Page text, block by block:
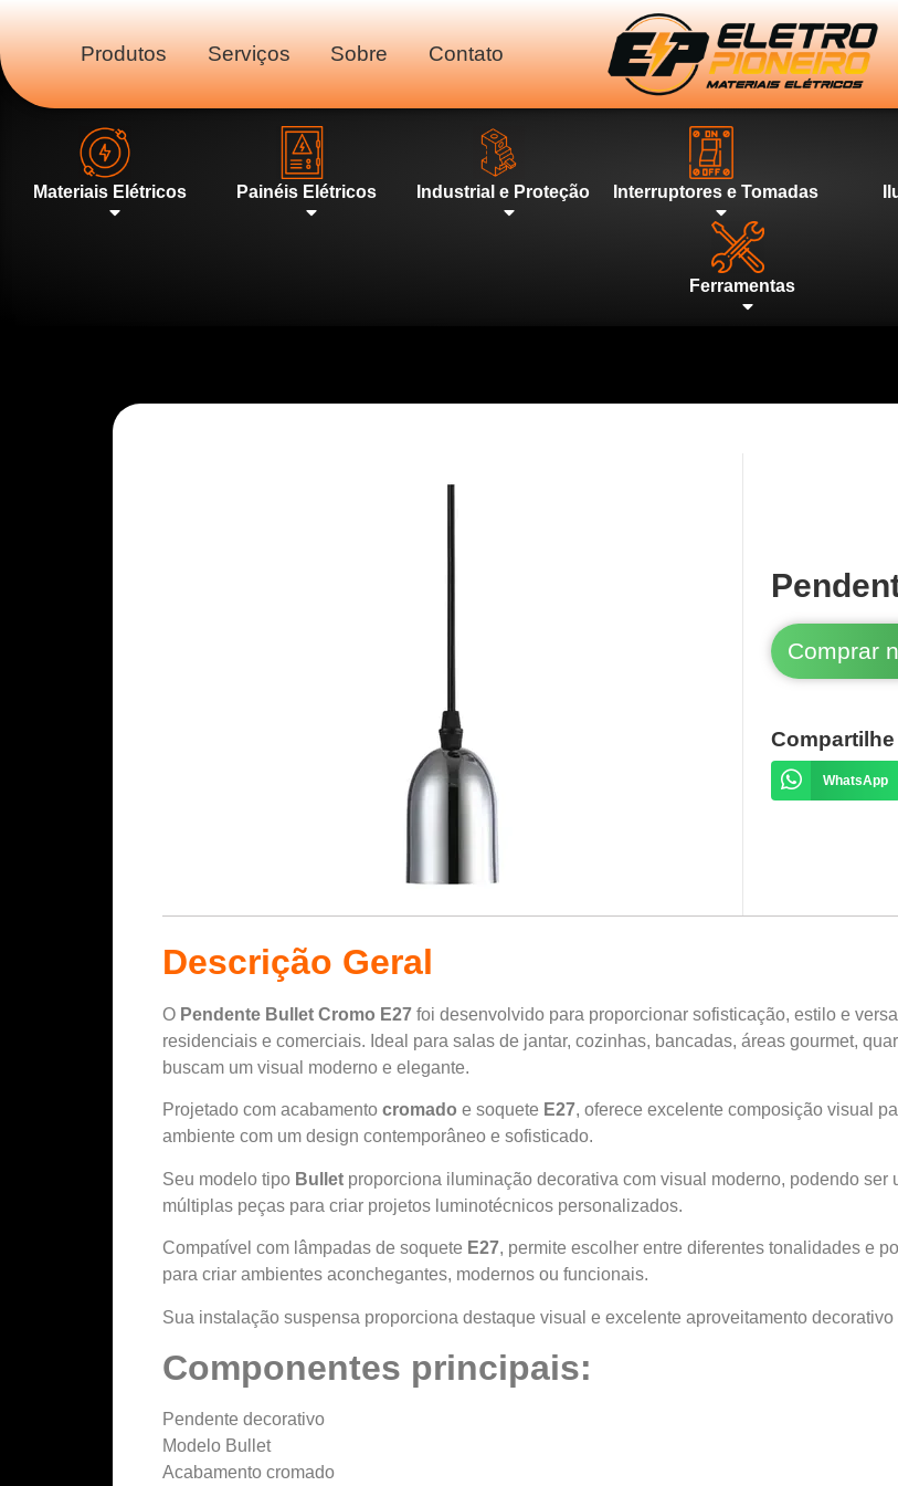
Produtos Serviços Sobre Contato
Materiais Elétricos Painéis Elétricos Industrial e Proteção Interruptores e Tomadas
Ferramentas
Comprar
WhatsApp
Descrição Geral
O Pendente Bullet Cromo E27 foi desenvolvido para proporcionar sofisticação, estilo e
residenciais e comerciais. Ideal para salas de jantar, cozinhas, bancadas, áreas gourmet,
buscam um visual moderno e elegante.
Projetado com acabamento cromado e soquete E27, oferece excelente composição visual
ambiente com um design contemporâneo e sofisticado.
Seu modelo tipo Bullet proporciona iluminação decorativa com visual moderno, podendo
múltiplas peças para criar projetos luminotécnicos personalizados.
Compatível com lâmpadas de soquete E27, permite escolher entre diferentes tonalidades e
para criar ambientes aconchegantes, modernos ou funcionais.
Sua instalação suspensa proporciona destaque visual e excelente aproveitamento
Componentes principais:
Pendente decorativo
Modelo Bullet
Acabamento cromado